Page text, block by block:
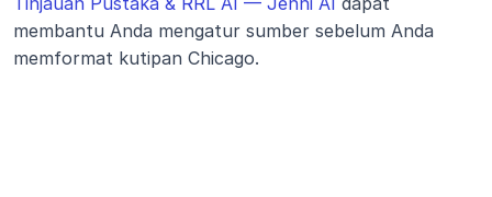
membantu Anda mengatur sumber sebelum Anda
memformat kutipan Chicago.